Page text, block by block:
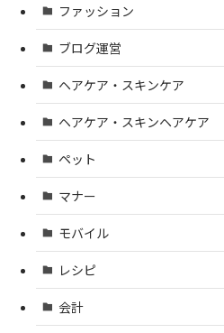
ファッション
ブログ運営
ヘアケア・スキンケア
ヘアケア・スキンヘアケア
ペット
マナー
モバイル
レシピ
会計